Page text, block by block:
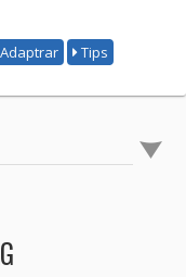
Adaptrar Tips